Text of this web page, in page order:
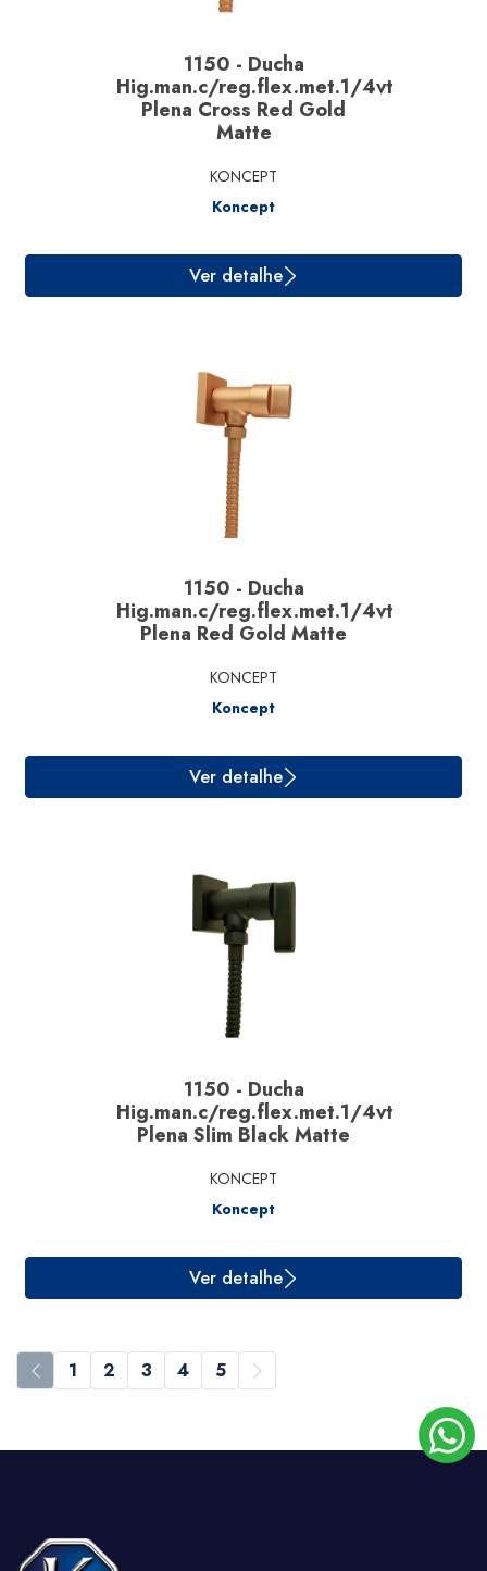
Ver detalhe
Ver detalhe
Ver detalhe
1150 - Ducha
Hig.man.c/reg.flex.met.1/4vt
Plena Cross Red Gold
Matte
KONCEPT
Koncept
1150 - Ducha
Hig.man.c/reg.flex.met.1/4vt
Plena Red Gold Matte
KONCEPT
Koncept
1150 - Ducha
Hig.man.c/reg.flex.met.1/4vt
Plena Slim Black Matte
KONCEPT
Koncept
1 2 3 4 5